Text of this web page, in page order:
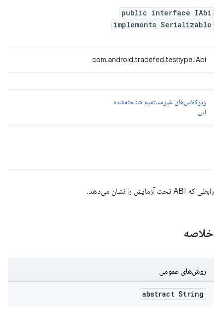
public interface IAbi
implements Serializable
com.android.tradefed.testtype.IAbi
زیرکلاس‌های غیرمستقیم شناخته‌شده
ابی
رابطی که ABI تحت آزمایش را نشان می‌دهد.
خلاصه
روش‌های عمومی
abstract String